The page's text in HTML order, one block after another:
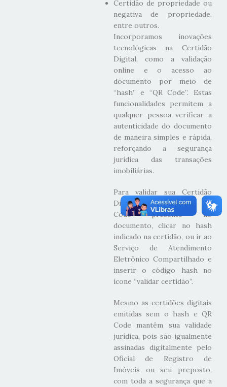
Certidão de propriedade ou
negativa de propriedade,
entre outros.
Incorporamos inovações
tecnológicas na Certidão
Digital, como a validação
online e o acesso ao
documento por meio de
“hash” e “QR Code”. Estas
funcionalidades permitem a
qualquer pessoa verificar a
autenticidade do documento
de maneira simples e rápida,
reforçando a segurança
jurídica das transações
imobiliárias.
Para validar sua Certidão
Digital, basta utilizar o QR
Code presente no
documento, clicar no hash
indicado na certidão, ou ir ao
Serviço de Atendimento
Eletrônico Compartilhado e
inserir o código hash no
ícone “validar certidão”.
Mesmo as certidões digitais
emitidas sem o hash e QR
Code mantêm sua validade
jurídica, pois são igualmente
assinadas digitalmente pelo
Oficial de Registro de
Imóveis ou seu preposto,
com toda a segurança que a